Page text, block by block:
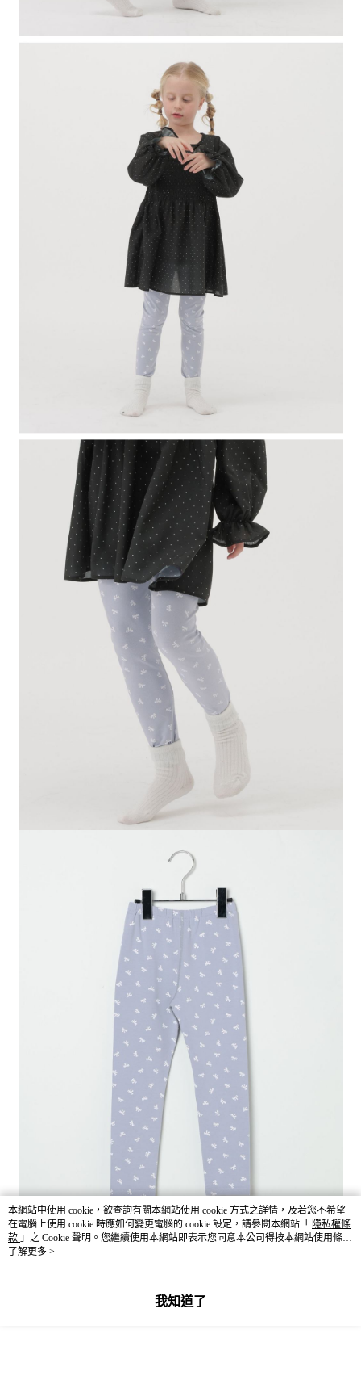
本網站中使用 cookie，欲查詢有關本網站使用 cookie 方式之詳情，及若您不希望
在電腦上使用 cookie 時應如何變更電腦的 cookie 設定，請參閱本網站「 隱私權條
款 」之 Cookie 聲明。您繼續使用本網站即表示您同意本公司得按本網站使用條款
之 Cookie 聲明使用 cookie。
了解更多 >
我知道了